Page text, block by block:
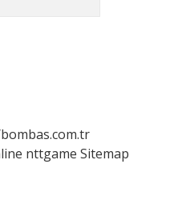
nttgame Sitemap